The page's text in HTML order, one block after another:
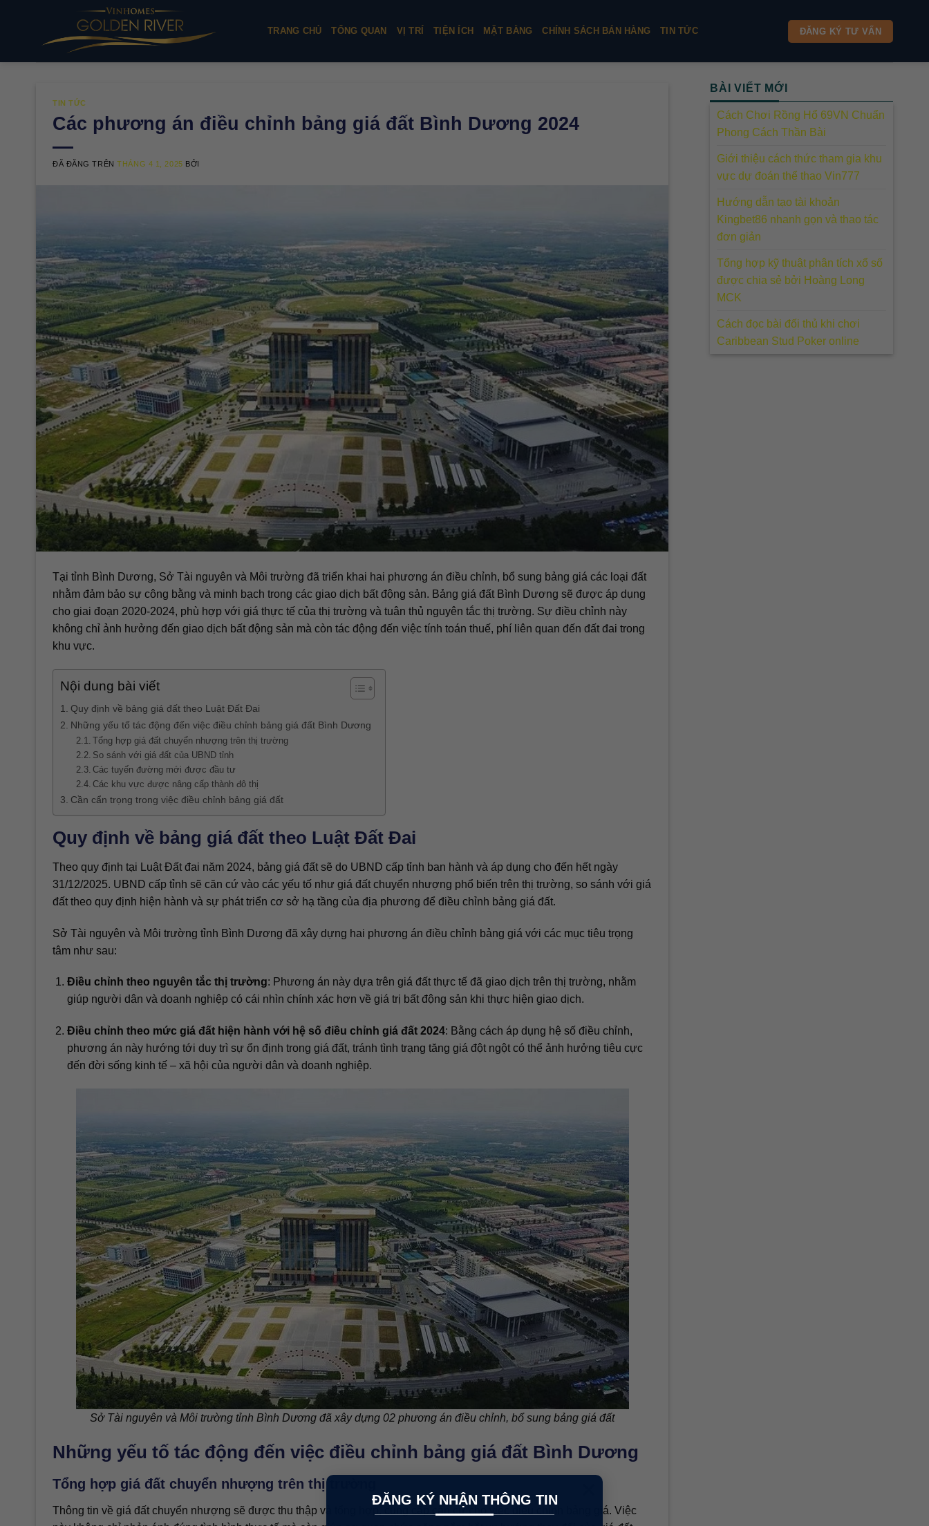
ĐĂNG KÝ NHẬN THÔNG TIN
dung
TRANG CHỦ TỔNG QUAN VỊ TRÍ TIỆN ÍCH MẶT BẰNG CHÍNH SÁCH BÁN HÀNG TIN TỨC ĐĂNG KÝ TƯ VẤN
TIN TỨC
Các phương án điều chỉnh bảng giá đất Bình Dương 2024
ĐÃ ĐĂNG TRÊNTHÁNG 4 1, 2025 BỞI
Tại tỉnh Bình Dương, Sở Tài nguyên và Môi trường đã triển khai hai phương án điều chỉnh, bổ sung bảng giá các loại đất
nhằm đảm bảo sự công bằng và minh bạch trong các giao dịch bất động sản. Bảng giá đất Bình Dương sẽ được áp dụng
cho giai đoạn 2020-2024, phù hợp với giá thực tế của thị trường và tuân thủ nguyên tắc thị trường. Sự điều chỉnh này
không chỉ ảnh hưởng đến giao dịch bất động sản mà còn tác động đến việc tính toán thuế, phí liên quan đến đất đai trong
khu vực.
Nội dung bài viết
Quy định về bảng giá đất theo Luật Đất Đai
Những yếu tố tác động đến việc điều chỉnh bảng giá đất Bình Dương
Tổng hợp giá đất chuyển nhượng trên thị trường
So sánh với giá đất của UBND tỉnh
Các tuyến đường mới được đầu tư
Các khu vực được nâng cấp thành đô thị
Cần cẩn trọng trong việc điều chỉnh bảng giá đất
Quy định về bảng giá đất theo Luật Đất Đai
Theo quy định tại Luật Đất đai năm 2024, bảng giá đất sẽ do UBND cấp tỉnh ban hành và áp dụng cho đến hết ngày
31/12/2025. UBND cấp tỉnh sẽ căn cứ vào các yếu tố như giá đất chuyển nhượng phổ biến trên thị trường, so sánh với giá
đất theo quy định hiện hành và sự phát triển cơ sở hạ tầng của địa phương để điều chỉnh bảng giá đất.
Sở Tài nguyên và Môi trường tỉnh Bình Dương đã xây dựng hai phương án điều chỉnh bảng giá với các mục tiêu trọng
tâm như sau:
Điều chỉnh theo nguyên tắc thị trường: Phương án này dựa trên giá đất thực tế đã giao dịch trên thị trường, nhằm
giúp người dân và doanh nghiệp có cái nhìn chính xác hơn về giá trị bất động sản khi thực hiện giao dịch.
Điều chỉnh theo mức giá đất hiện hành với hệ số điều chỉnh giá đất 2024: Bằng cách áp dụng hệ số điều chỉnh,
phương án này hướng tới duy trì sự ổn định trong giá đất, tránh tình trạng tăng giá đột ngột có thể ảnh hưởng tiêu cực
đến đời sống kinh tế – xã hội của người dân và doanh nghiệp.
Sở Tài nguyên và Môi trường tỉnh Bình Dương đã xây dựng 02 phương án điều chỉnh, bổ sung bảng giá đất
Những yếu tố tác động đến việc điều chỉnh bảng giá đất Bình Dương
Tổng hợp giá đất chuyển nhượng trên thị trường
Thông tin về giá đất chuyển nhượng sẽ được thu thập và tổng hợp, cung cấp căn cứ cho việc điều chỉnh bảng giá. Việc
BÀI VIẾT MỚI
Cách Chơi Rồng Hổ 69VN Chuẩn
Phong Cách Thần Bài
Giới thiệu cách thức tham gia khu
vực dự đoán thể thao Vin777
Hướng dẫn tạo tài khoản
Kingbet86 nhanh gọn và thao tác
đơn giản
Tổng hợp kỹ thuật phân tích xổ số
được chia sẻ bởi Hoàng Long
MCK
Cách đọc bài đối thủ khi chơi
Caribbean Stud Poker online